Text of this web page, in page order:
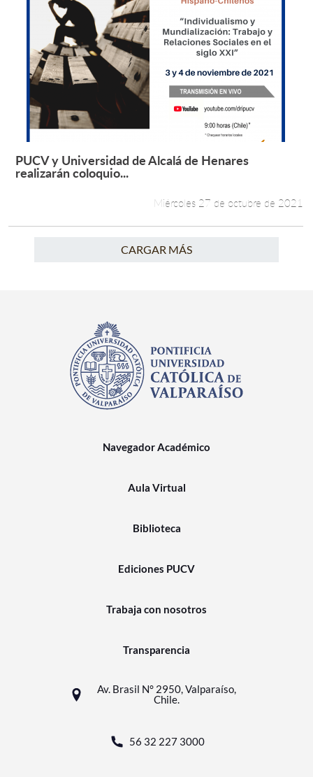
Leer más +
PUCV y Universidad de Alcalá de Henares
realizarán coloquio...
Miércoles 27 de octubre de 2021
CARGAR MÁS
Navegador Académico
Aula Virtual
Biblioteca
Ediciones PUCV
Trabaja con nosotros
Transparencia
Av. Brasil N° 2950, Valparaíso,
Chile.
56 32 227 3000